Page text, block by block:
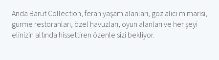
Anda Barut Collection, ferah yaşam alanları, göz alıcı mimarisi,
gurme restoranları, özel havuzları, oyun alanları ve her şeyi
elinizin altında hissettiren özenle sizi bekliyor.